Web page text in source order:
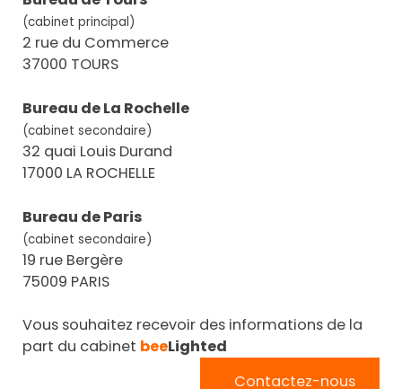
(cabinet principal)
2 rue du Commerce
37000 TOURS
Bureau de La Rochelle
(cabinet secondaire)
32 quai Louis Durand
17000 LA ROCHELLE
Bureau de Paris
(cabinet secondaire)
19 rue Bergère
75009 PARIS
Vous souhaitez recevoir des informations de la
part du cabinet beeLighted
Contactez-nous